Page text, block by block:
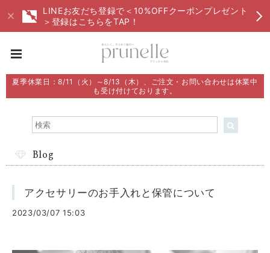
LINEお友だち登録で＜10%OFFクーポンプレゼント
＞登録はこちらをTAP！
夏季休業日：8/11（火）～8/13（木）、ご注文・お問い合わせは休業中
も受け付けております。
Blog
アクセサリーのお手入れと保管について
2023/03/07 15:03